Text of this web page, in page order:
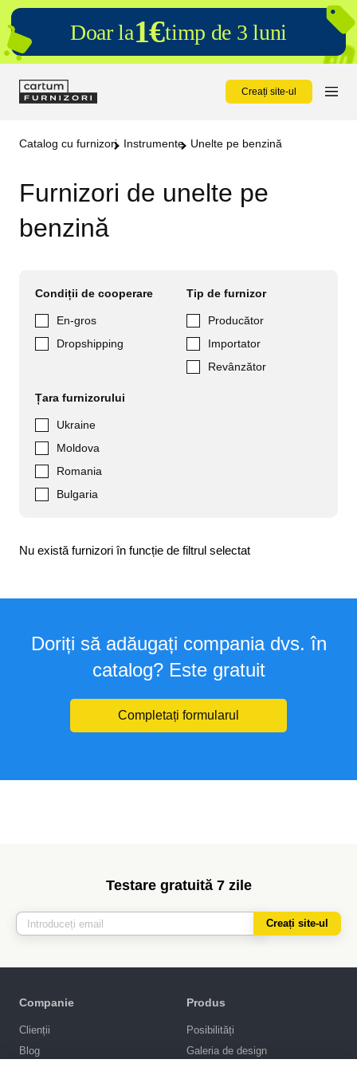
Doar la1€timp de 3 luni
Creați site-ul
Catalog cu furnizori Instrumente Unelte pe benzină
Furnizori de unelte pe
benzină
Condiții de cooperare
En-gros
Dropshipping
Tip de furnizor
Producător
Importator
Revânzător
Țara furnizorului
Ukraine
Moldova
Romania
Bulgaria
Nu există furnizori în funcție de filtrul selectat
Doriți să adăugați compania dvs. în
catalog? Este gratuit
Completați formularul
Testare gratuită 7 zile
Creați site-ul
Companie
Clienții
Blog
Produs
Posibilități
Galeria de design